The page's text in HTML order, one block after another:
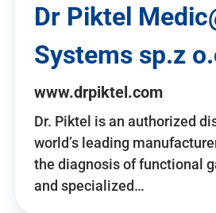
Dr Piktel
Systems sp.z
www.drpiktel.com
Dr. Piktel is an authorized
world’s leading
the diagnosis of functional
and specialized…